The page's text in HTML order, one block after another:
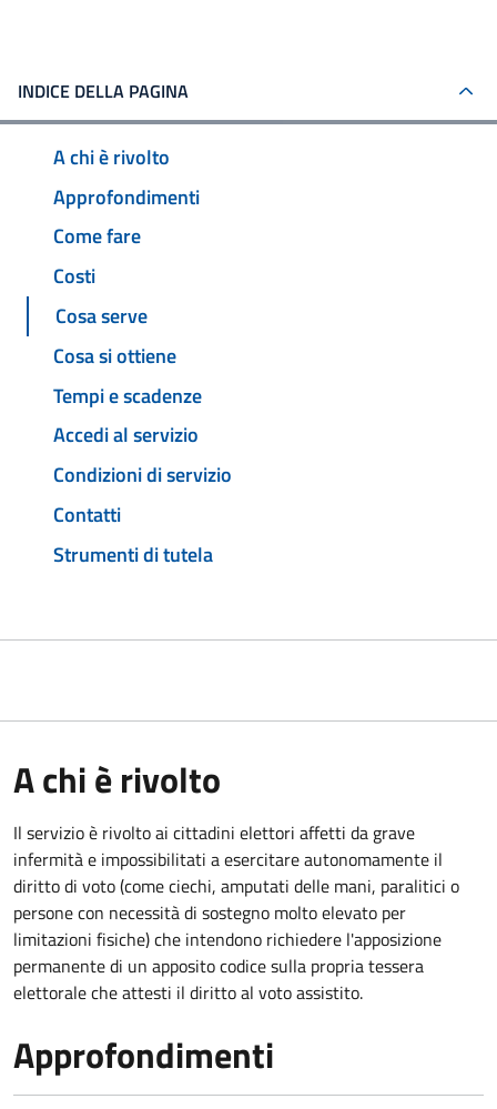
INDICE DELLA PAGINA
A chi è rivolto
Approfondimenti
Come fare
Costi
Cosa serve
Cosa si ottiene
Tempi e scadenze
Accedi al servizio
Condizioni di servizio
Contatti
Strumenti di tutela
A chi è rivolto
Il servizio è rivolto ai cittadini elettori affetti da grave
infermità e impossibilitati a esercitare autonomamente il
diritto di voto (come ciechi, amputati delle mani, paralitici o
persone con necessità di sostegno molto elevato per
limitazioni fisiche) che intendono richiedere l'apposizione
permanente di un apposito codice sulla propria tessera
elettorale che attesti il diritto al voto assistito.
Approfondimenti